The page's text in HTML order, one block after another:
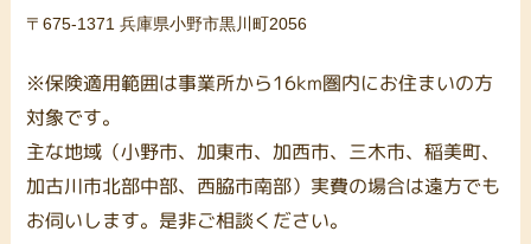
〒675-1371 兵庫県小野市黒川町2056
※保険適用範囲は事業所から16km圏内にお住まいの方
対象です。
主な地域（小野市、加東市、加西市、三木市、稲美町、
加古川市北部中部、西脇市南部）実費の場合は遠方でも
お伺いします。是非ご相談ください。